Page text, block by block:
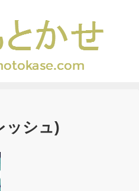
ッシュ)